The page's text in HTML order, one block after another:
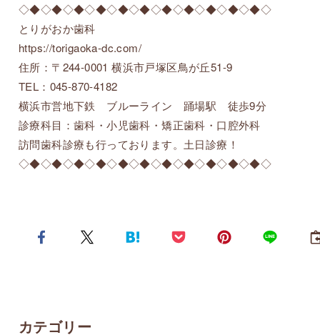
◇◆◇◆◇◆◇◆◇◆◇◆◇◆◇◆◇◆◇◆◇◆◇
とりがおか歯科
https://torigaoka-dc.com/
住所：〒244-0001 横浜市戸塚区鳥が丘51-9
TEL：045-870-4182
横浜市営地下鉄 ブルーライン 踊場駅 徒歩9分
診療科目：歯科・小児歯科・矯正歯科・口腔外科
訪問歯科診療も行っております。土日診療！
◇◆◇◆◇◆◇◆◇◆◇◆◇◆◇◆◇◆◇◆◇◆◇
カテゴリー